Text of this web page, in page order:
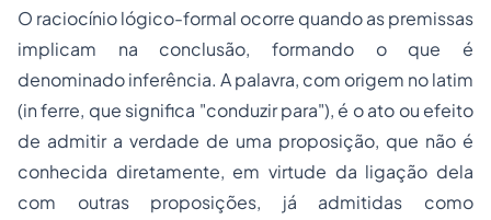
O raciocínio lógico-formal ocorre quando as premissas
implicam na conclusão, formando o que é
denominado inferência. A palavra, com origem no latim
(in ferre, que significa "conduzir para"), é o ato ou efeito
de admitir a verdade de uma proposição, que não é
conhecida diretamente, em virtude da ligação dela
com outras proposições, já admitidas como